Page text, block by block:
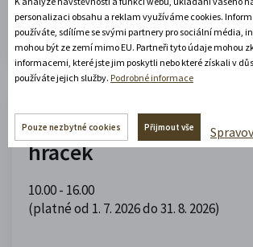
Zobrazit celou otevírací dobu
Muzeum domečků,
hraček
10.00 - 16.00
(platné od 1. 7. 2026 do 31. 8. 2026)
personalizaci obsahu a reklam využíváme cookies.
používáte, sdílíme se svými partnery pro sociální média,
mohou být ze zemí mimo EU. Partneři tyto údaje mohou
informacemi, které jste jim poskytli nebo které získali v
používáte jejich služby. Podrobné informace
Pouze nezbytné cookies Přijmout vše